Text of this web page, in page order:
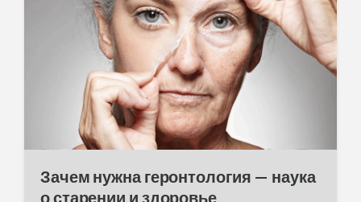
Зачем нужна геронтология — наука
о старении и здоровье